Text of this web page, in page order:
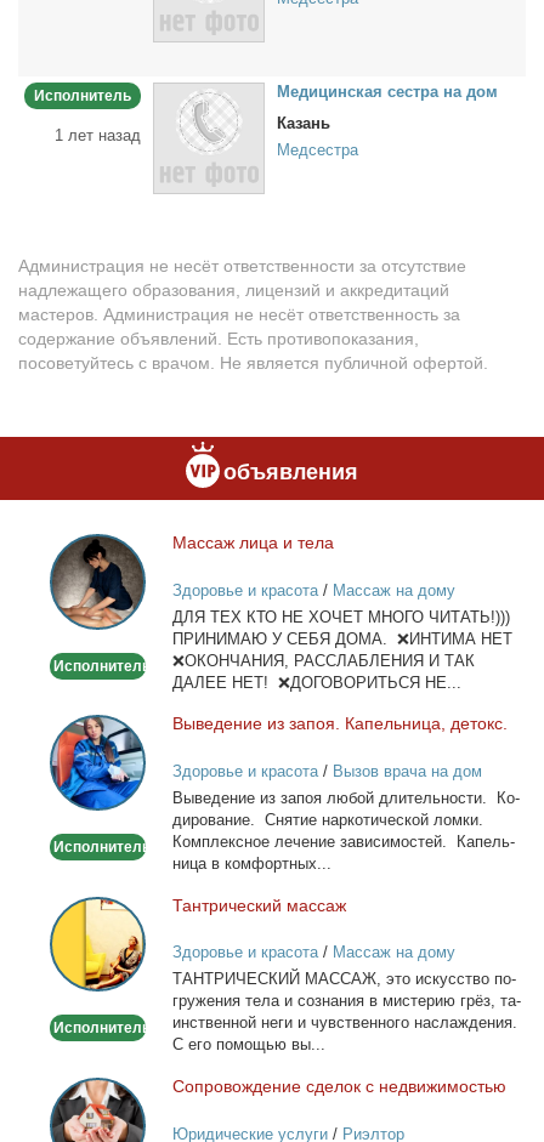
Исполнитель
1 лет назад
Ме­ди­цин­ская сест­ра на дом
Казань
Медсестра
Администрация не несёт ответственности за отсутствие
надлежащего образования, лицензий и аккредитаций
мастеров. Администрация не несёт ответственность за
содержание объявлений. Есть противопоказания,
посоветуйтесь с врачом. Не является публичной офертой.
объявления
Массаж
лица
и
тела
Исполнитель
Мас­саж ли­ца и те­ла
Здоровье и красота/ Массаж на дому
ДЛЯ ТЕХ КТО НЕ ХОЧЕТ МНОГО ЧИТАТЬ!)))
ПРИНИМАЮ У СЕБЯ ДОМА. ❌ИНТИМА НЕТ
❌ОКОНЧАНИЯ, РАССЛАБЛЕНИЯ И ТАК
ДАЛЕЕ НЕТ! ❌ДОГОВОРИТЬСЯ НЕ...
Выведение
из
запоя.
Капельница,
Исполнитель
Вы­ве­де­ние из за­поя. Ка­пель­ни­ца, де­токс.
Здоровье и красота/ Вызов врача на дом
Вы­ве­де­ние из за­поя лю­бой дли­тель­но­сти. Ко­
ди­ро­ва­ние. Сня­тие нар­ко­ти­че­ской лом­ки.
Ком­плекс­ное ле­че­ние за­ви­си­мо­стей. Ка­пель­
ни­ца в ком­форт­ных...
Тантрический
массаж
Исполнитель
Тан­три­че­ский мас­саж
Здоровье и красота/ Массаж на дому
ТАНТРИЧЕСКИЙ МАССАЖ, это ис­кус­ство по­
гру­же­ния те­ла и со­зна­ния в ми­сте­рию грёз, та­
ин­ствен­ной неги и чув­ствен­но­го на­сла­жде­ния.
С его по­мо­щью вы...
Сопровождение
сделок
Со­про­вож­де­ние сде­лок с недви­жи­мо­стью
Юридические услуги/ Риэлтор